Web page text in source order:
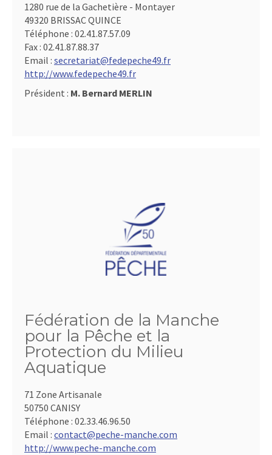
1280 rue de la Gachetière - Montayer
49320 BRISSAC QUINCE
Téléphone : 02.41.87.57.09
Fax : 02.41.87.88.37
Email : secretariat@fedepeche49.fr
http://www.fedepeche49.fr
Président : M. Bernard MERLIN
Fédération de la Manche
pour la Pêche et la
Protection du Milieu
Aquatique
71 Zone Artisanale
50750 CANISY
Téléphone : 02.33.46.96.50
Email : contact@peche-manche.com
http://www.peche-manche.com